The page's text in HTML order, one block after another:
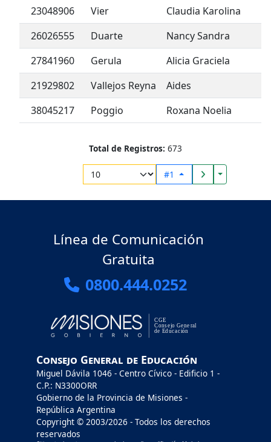
23048906
Vier
Claudia Karolina
26026555
Duarte
Nancy Sandra
27841960
Gerula
Alicia Graciela
21929802
Vallejos Reyna
Aides
38045217
Poggio Roxana Noelia
Total de Registros: 673
#1 Toggle
Consejo General de Educación
Miguel Dávila 1046 - Centro Cívico - Edificio 1 -
C.P.: N3300ORR
Gobierno de la Provincia de Misiones -
República Argentina
Copyright © 2003/2026 - Todos los derechos
reservados
Línea de Comunicación
Gratuita
0800.444.0252